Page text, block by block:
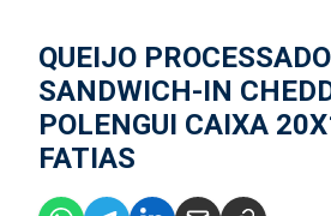
QUEIJO PROCESSADO
SANDWICH-IN
POLENGUI CAIXA
FATIAS